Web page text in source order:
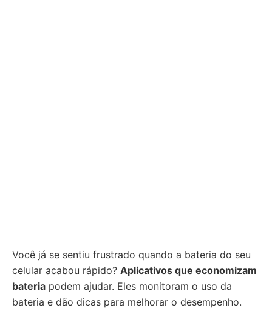
Você já se sentiu frustrado quando a bateria do seu
celular acabou rápido? Aplicativos que economizam
bateria podem ajudar. Eles monitoram o uso da
bateria e dão dicas para melhorar o desempenho.